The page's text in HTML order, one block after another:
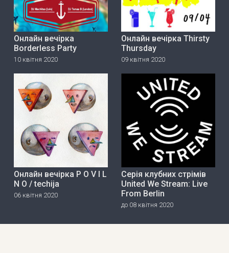
Онлайн вечірка
Borderless Party
10 квітня 2020
Онлайн вечірка Thirsty
Thursday
09 квітня 2020
Онлайн вечірка P O V I L
N O / techija
06 квітня 2020
Серія клубних стрімів
United We Stream: Live
From Berlin
до 08 квітня 2020